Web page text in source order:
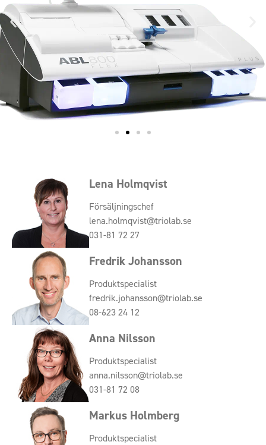
Lena Holmqvist
Försäljningschef
lena.holmqvist@triolab.se
031-81 72 27
Fredrik Johansson
Produktspecialist
fredrik.johansson@triolab.se
08-623 24 12
Anna Nilsson
Produktspecialist
anna.nilsson@triolab.se
031-81 72 08
Markus Holmberg
Produktspecialist